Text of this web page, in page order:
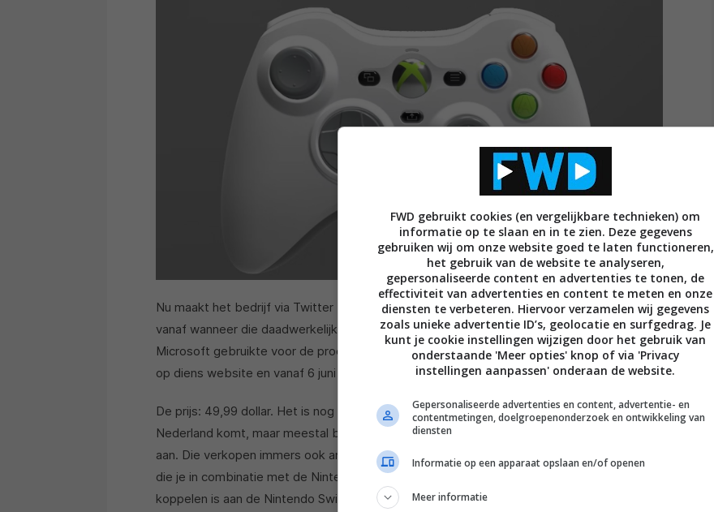
Nu maakt het bedrijf via Twitter bekend wanneer we de controller kunnen bestellen en
vanaf wanneer die daadwerkelijk beschikbaar is. De Hyperkin Xenon (een naam die
Microsoft gebruikte voor de processor in de Xbx 360) is vanaf 5 mei vooruit te bestellen
op diens website en vanaf 6 juni daadwerkelijk te koop.
De prijs: 49,99 dollar. Het is nog even afwachten of de Xbox 360-controllerreplica naar
Nederland komt, maar meestal biedt een grote gamestore als Nedgame zulke controllers
aan. Die verkopen immers ook andere replicacontrollers van dit merk, bijvoorbeeld eentje
die je in combinatie met de Nintendo 64 kunt gebruiken. Dat is de Admiral, die ook te
koppelen is aan de Nintendo Switch. Toch leuk voor de beschikbare
FWD gebruikt cookies (en vergelijkbare technieken) om
informatie op te slaan en in te zien. Deze gegevens
gebruiken wij om onze website goed te laten functioneren,
het gebruik van de website te analyseren,
gepersonaliseerde content en advertenties te tonen, de
effectiviteit van advertenties en content te meten en onze
diensten te verbeteren. Hiervoor verzamelen wij gegevens
zoals unieke advertentie ID’s, geolocatie en surfgedrag. Je
kunt je cookie instellingen wijzigen door het gebruik van
onderstaande 'Meer opties' knop of via 'Privacy
instellingen aanpassen' onderaan de website.
Gepersonaliseerde advertenties en content, advertentie- en
contentmetingen, doelgroepenonderzoek en ontwikkeling van
diensten
Informatie op een apparaat opslaan en/of openen
Meer informatie